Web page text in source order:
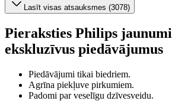
Lasīt visas atsauksmes (3078)
Pieraksties Philips
ekskluzīvus piedāvājumus
Piedāvājumi tikai biedriem.
Agrīna piekļuve pirkumiem.
Padomi par veselīgu dzīvesveidu.